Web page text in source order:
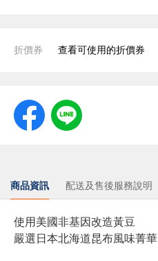
折價券 查看可使用的折價券
商品資訊 配送及售後服務說明
使用美國非基因改造黃豆
嚴選日本北海道昆布風味菁華